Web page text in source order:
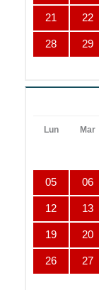
21 22
28 29
Lun Mar
05 06
12 13
19 20
26 27